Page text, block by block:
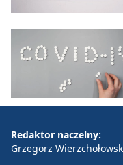
Redaktor naczelny:
Grzegorz